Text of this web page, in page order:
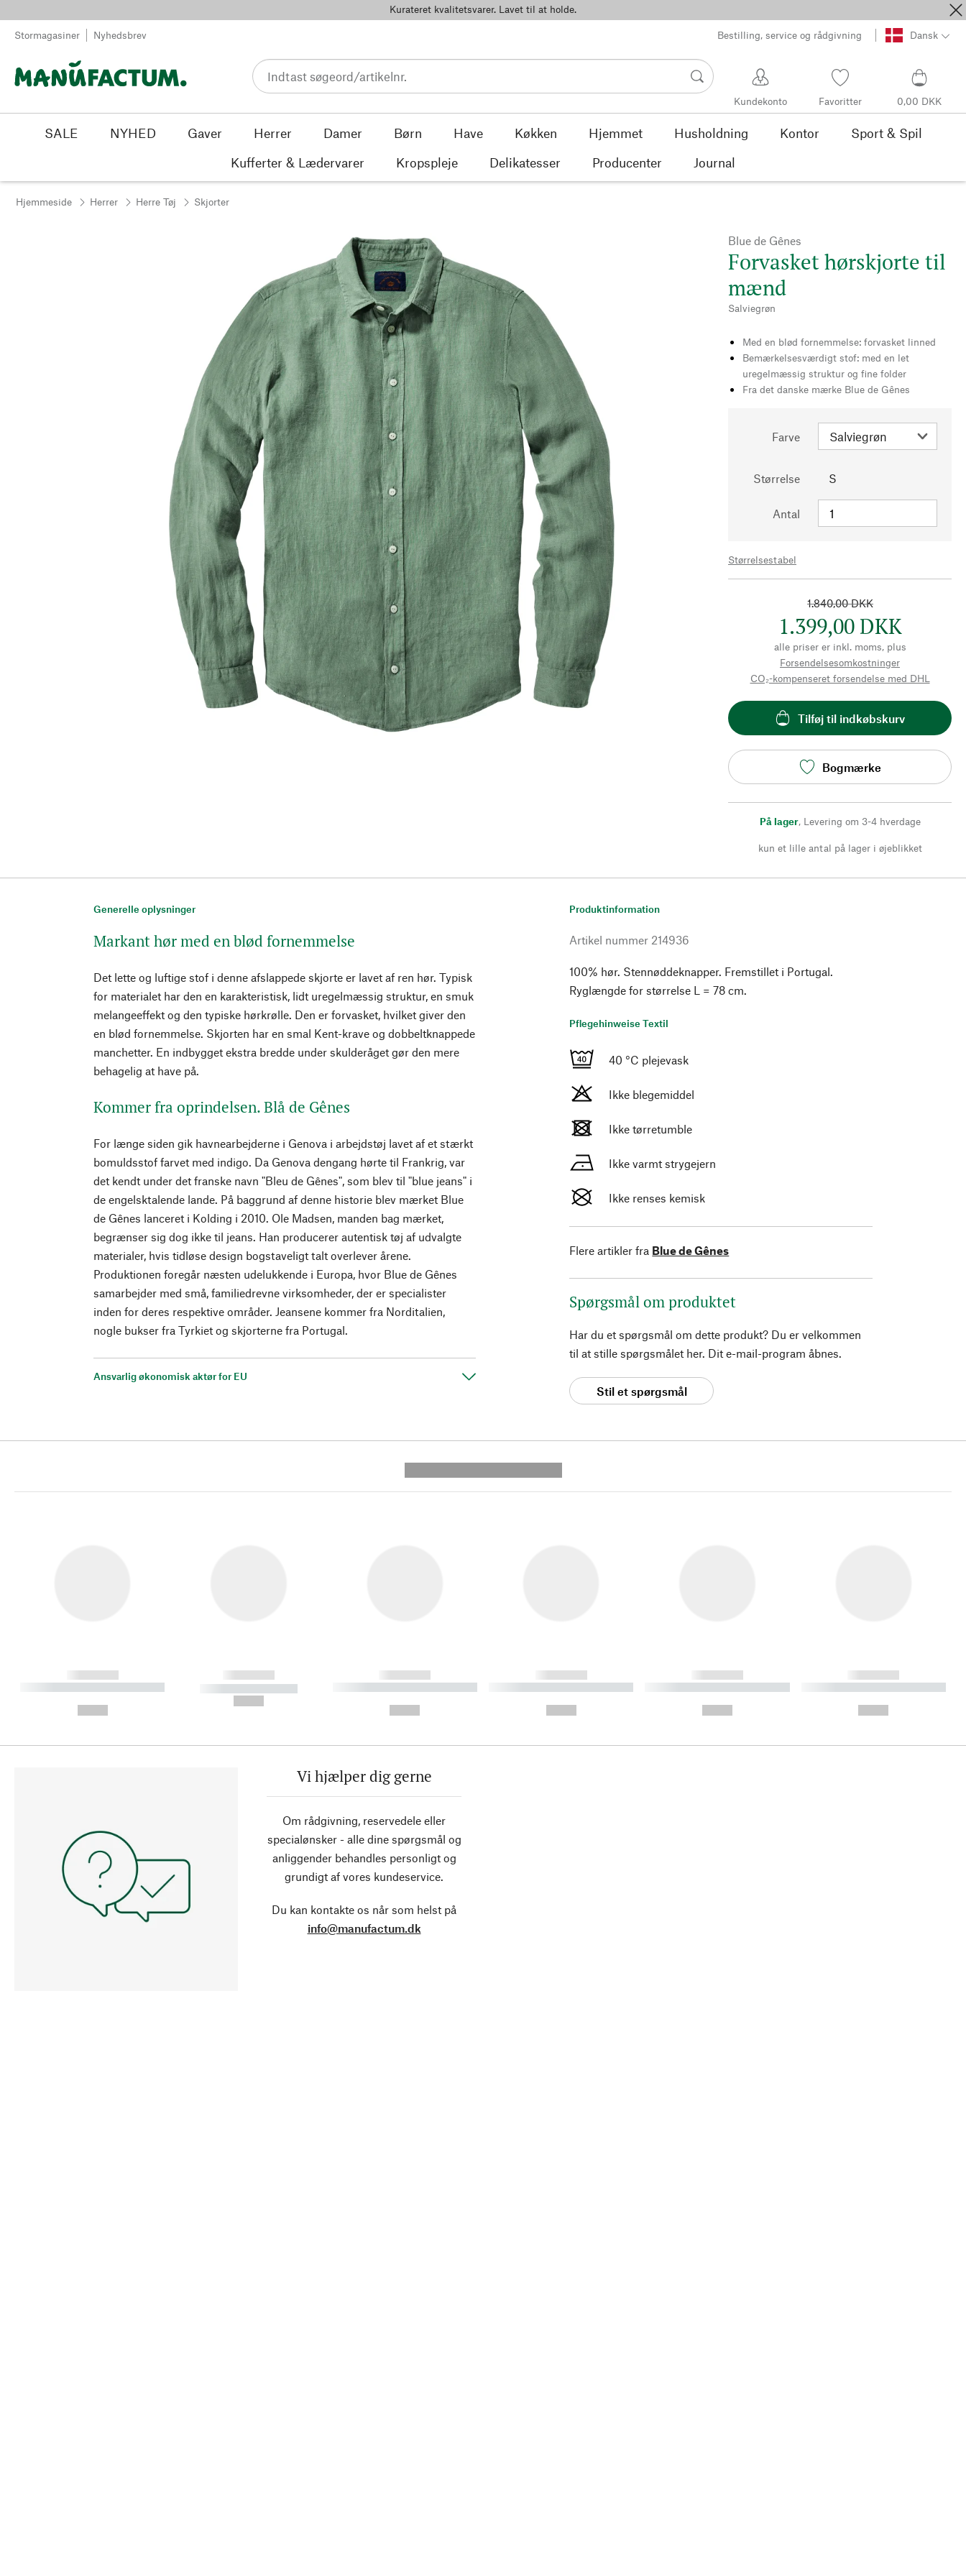
Kurateret kvalitetsvarer. Lavet til at holde.
Stormagasiner Nyhedsbrev Bestilling, service og rådgivning Dansk
Kundekonto Favoritter 0,00 DKK
SALE NYHED Gaver Herrer Damer Børn Have Køkken Hjemmet Husholdning Kontor
Sport & Spil
Kufferter & Lædervarer
Kropspleje Delikatesser Producenter Journal
Hjemmeside Herrer Herre Tøj Skjorter
Blue de Gênes
Forvasket hørskjorte til
mænd
Salviegrøn
Med en blød fornemmelse: forvasket linned
Bemærkelsesværdigt stof: med en let
uregelmæssig struktur og fine folder
Fra det danske mærke Blue de Gênes
Farve
Størrelse S
Antal
Størrelsestabel
1.840,00 DKK
1.399,00 DKK
alle priser er inkl. moms, plus
Forsendelsesomkostninger
CO₂-kompenseret forsendelse med DHL
Tilføj til indkøbskurv
Bogmærke
På lager, Levering om 3-4 hverdage
kun et lille antal på lager i øjeblikket
Generelle oplysninger
Markant hør med en blød fornemmelse
Det lette og luftige stof i denne afslappede skjorte er lavet af ren hør. Typisk
for materialet har den en karakteristisk, lidt uregelmæssig struktur, en smuk
melangeeffekt og den typiske hørkrølle. Den er forvasket, hvilket giver den
en blød fornemmelse. Skjorten har en smal Kent-krave og dobbeltknappede
manchetter. En indbygget ekstra bredde under skulderåget gør den mere
behagelig at have på.
Kommer fra oprindelsen. Blå de Gênes
For længe siden gik havnearbejderne i Genova i arbejdstøj lavet af et stærkt
bomuldsstof farvet med indigo. Da Genova dengang hørte til Frankrig, var
det kendt under det franske navn "Bleu de Gênes", som blev til "blue jeans" i
de engelsktalende lande. På baggrund af denne historie blev mærket Blue
de Gênes lanceret i Kolding i 2010. Ole Madsen, manden bag mærket,
begrænser sig dog ikke til jeans. Han producerer autentisk tøj af udvalgte
materialer, hvis tidløse design bogstaveligt talt overlever årene.
Produktionen foregår næsten udelukkende i Europa, hvor Blue de Gênes
samarbejder med små, familiedrevne virksomheder, der er specialister
inden for deres respektive områder. Jeansene kommer fra Norditalien,
nogle bukser fra Tyrkiet og skjorterne fra Portugal.
Ansvarlig økonomisk aktør for EU
Produktinformation
Artikel nummer 214936
100% hør. Stennøddeknapper. Fremstillet i Portugal.
Ryglængde for størrelse L = 78 cm.
Pflegehinweise Textil
40 °C plejevask
Ikke blegemiddel
Ikke tørretumble
Ikke varmt strygejern
Ikke renses kemisk
Flere artikler fra Blue de Gênes
Spørgsmål om produktet
Har du et spørgsmål om dette produkt? Du er velkommen
til at stille spørgsmålet her. Dit e-mail-program åbnes.
Stil et spørgsmål
------------
----------- ----------- ----------
------------
----------- -----------
------------
----------- ----------- ----------
------------
----------- ----------- ----------
------------
----------- ----------- ----------
------------
----------- ----------- ----------
Vi hjælper dig gerne
Om rådgivning, reservedele eller
specialønsker - alle dine spørgsmål og
anliggender behandles personligt og
grundigt af vores kundeservice.
Du kan kontakte os når som helst på
info@manufactum.dk